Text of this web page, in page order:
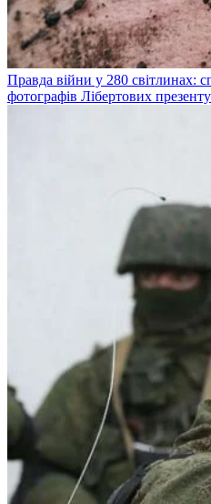
Правда війни у 280
фотографів Лібертових